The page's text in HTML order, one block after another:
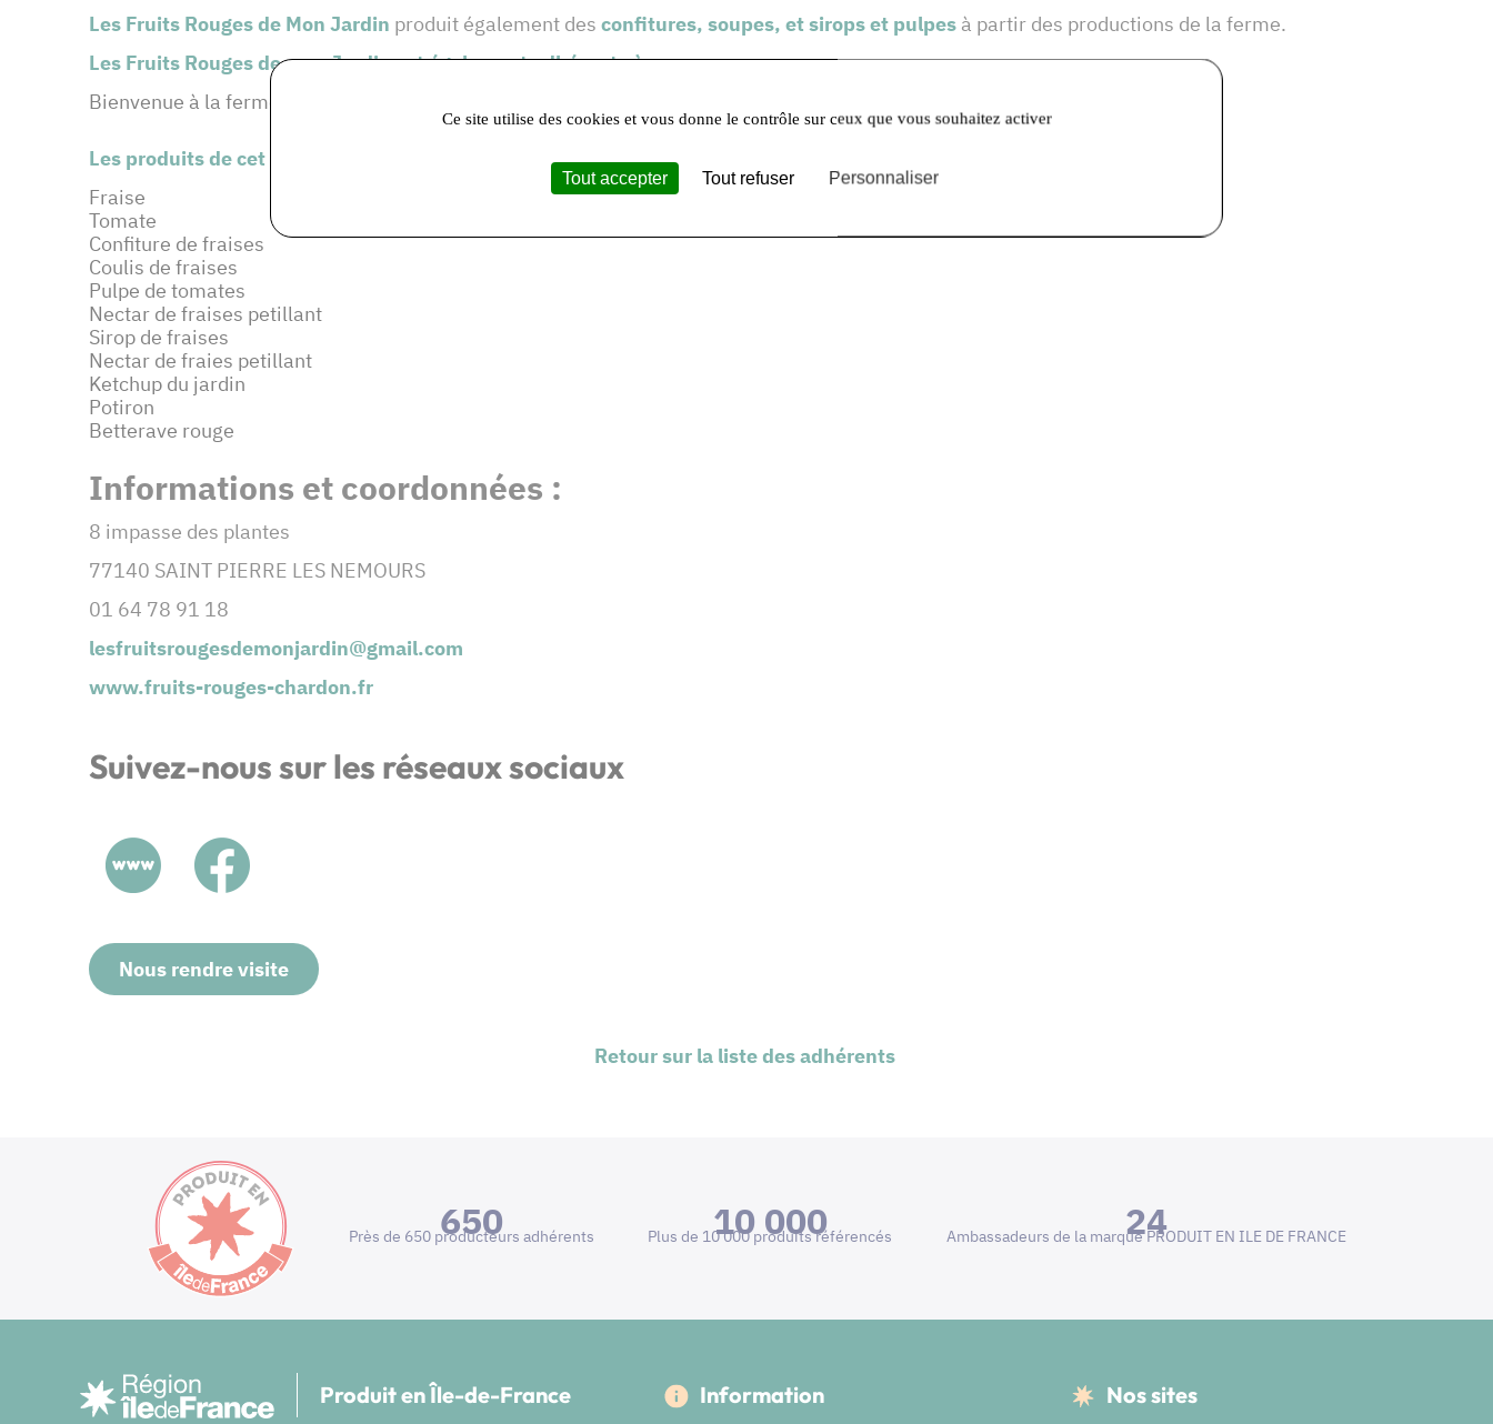
Les Fruits Rouges de Mon Jardin produit également des confitures, soupes, et sirops et pulpes à partir des productions de la ferme.
Les Fruits Rouges de mon Jardin est également adhérente à :
Bienvenue à la ferme
Les produits de cet adhérent :
Fraise
Tomate
Confiture de fraises
Coulis de fraises
Pulpe de tomates
Nectar de fraises petillant
Sirop de fraises
Nectar de fraies petillant
Ketchup du jardin
Potiron
Betterave rouge
Informations et coordonnées :
8 impasse des plantes
77140 SAINT PIERRE LES NEMOURS
01 64 78 91 18
lesfruitsrougesdemonjardin@gmail.com
www.fruits-rouges-chardon.fr
Suivez-nous sur les réseaux sociaux
Nous rendre visite
Retour sur la liste des adhérents
650
Près de 650 producteurs adhérents 10 000
Plus de 10 000 produits référencés 24
Ambassadeurs de la marque PRODUIT EN ILE DE FRANCE
Produit en Île-de-France Information Nos sites
Ce site utilise des cookies et vous donne le contrôle sur ceux que vous souhaitez activer
Tout accepter Tout refuser Personnaliser